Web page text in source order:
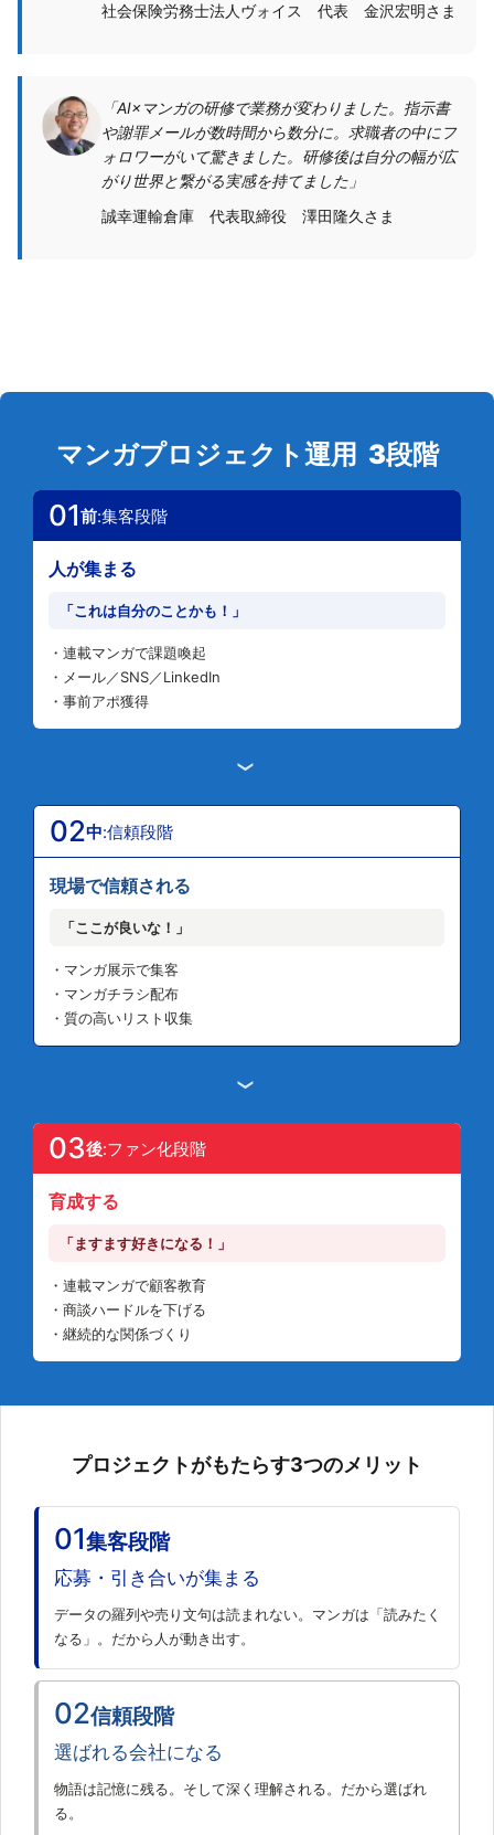
社会保険労務士法人ヴォイス 代表 金沢宏明さま
「AI×マンガの研修で業務が変わりました。指示書
や謝罪メールが数時間から数分に。求職者の中にフ
ォロワーがいて驚きました。研修後は自分の幅が広
がり世界と繋がる実感を持てました」
誠幸運輸倉庫 代表取締役 澤田隆久さま
マンガプロジェクト運用 3段階
01前:集客段階
人が集まる
「これは自分のことかも！」
・連載マンガで課題喚起
・メール／SNS／LinkedIn
・事前アポ獲得
›
02中:信頼段階
現場で信頼される
「ここが良いな！」
・マンガ展示で集客
・マンガチラシ配布
・質の高いリスト収集
›
03後:ファン化段階
育成する
「ますます好きになる！」
・連載マンガで顧客教育
・商談ハードルを下げる
・継続的な関係づくり
プロジェクトがもたらす3つのメリット
01集客段階
応募・引き合いが集まる
データの羅列や売り文句は読まれない。マンガは「読みたく
なる」。だから人が動き出す。
02信頼段階
選ばれる会社になる
物語は記憶に残る。そして深く理解される。だから選ばれ
る。